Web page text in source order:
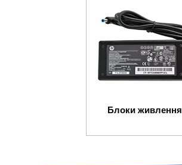
Блоки живлення